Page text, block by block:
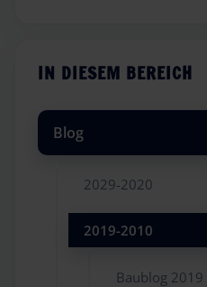
IN DIESEM BEREICH
Blog
2029-2020
2019-2010
Baublog 2019